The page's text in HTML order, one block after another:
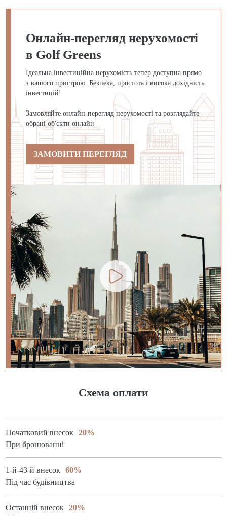
Онлайн-перегляд нерухомості
в Golf Greens
Ідеальна інвестиційна нерухомість тепер доступна прямо
з вашого пристрою. Безпека, простота і висока дохідність
інвестицій!
Замовляйте онлайн-перегляд нерухомості та розглядайте
обрані об'єкти онлайн
ЗАМОВИТИ ПЕРЕГЛЯД
Схема оплати
Початковий внесок
20%
При бронюванні
1-й-43-й внесок
60%
Під час будівництва
Останній внесок
20%